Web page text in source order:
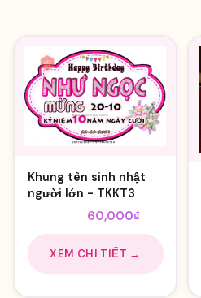
Khung tên sinh nhật
người lớn - TKKT3
Giá
gốc
là:
110,000₫.
60,000₫
hiện
là:
XEM CHI TIẾT →